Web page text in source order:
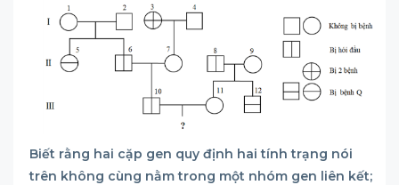
Biết rằng hai cặp gen quy định hai tính trạng nói
trên không cùng nằm trong một nhóm gen liên kết;